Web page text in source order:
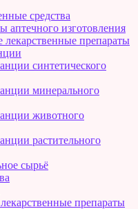
средства
аптечного изготовления
лекарственные препараты
синтетического
минерального
животного
растительного
сырьё
препараты